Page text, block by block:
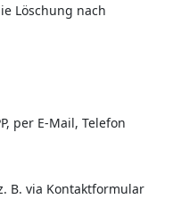
Löschung nach
per E-Mail, Telefon
B. via Kontaktformular